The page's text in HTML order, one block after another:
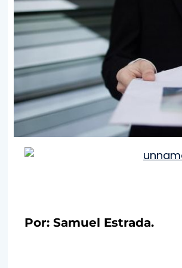
Por: Samuel Estrada.